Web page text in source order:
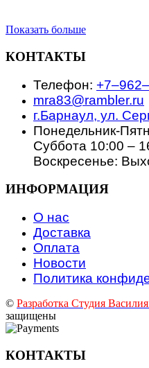
Показать больше
КОНТАКТЫ
Телефон:
mra83@rambler.ru
г.Барнаул, ул.
Понедельник-
Суббота 10:00 –
Воскресенье:
ИНФОРМАЦИЯ
О нас
Доставка
Оплата
Новости
Политика
© Разработка Студия
защищены
КОНТАКТЫ